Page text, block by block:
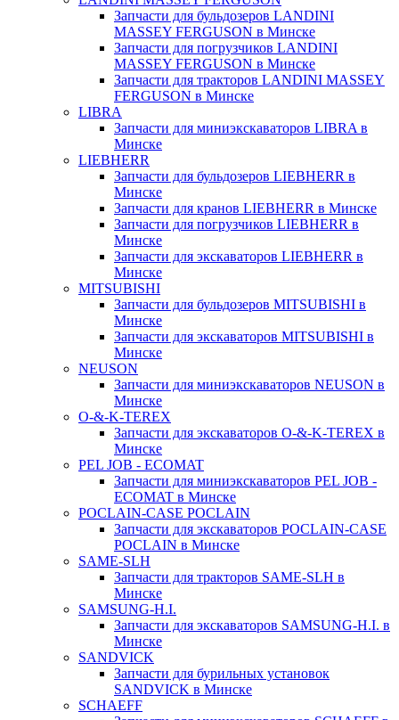
Запчасти для бульдозеров LANDINI
MASSEY FERGUSON в Минске
Запчасти для погрузчиков LANDINI
MASSEY FERGUSON в Минске
Запчасти для тракторов LANDINI MASSEY
FERGUSON в Минске
LIBRA
Запчасти для миниэкскаваторов LIBRA в
Минске
LIEBHERR
Запчасти для бульдозеров LIEBHERR в
Минске
Запчасти для кранов LIEBHERR в Минске
Запчасти для погрузчиков LIEBHERR в
Минске
Запчасти для экскаваторов LIEBHERR в
Минске
MITSUBISHI
Запчасти для бульдозеров MITSUBISHI в
Минске
Запчасти для экскаваторов MITSUBISHI в
Минске
NEUSON
Запчасти для миниэкскаваторов NEUSON в
Минске
O-&-K-TEREX
Запчасти для экскаваторов O-&-K-TEREX в
Минске
PEL JOB - ECOMAT
Запчасти для миниэкскаваторов PEL JOB -
ECOMAT в Минске
POCLAIN-CASE POCLAIN
Запчасти для экскаваторов POCLAIN-CASE
POCLAIN в Минске
SAME-SLH
Запчасти для тракторов SAME-SLH в
Минске
SAMSUNG-H.I.
Запчасти для экскаваторов SAMSUNG-H.I. в
Минске
SANDVICK
Запчасти для бурильных установок
SANDVICK в Минске
SCHAEFF